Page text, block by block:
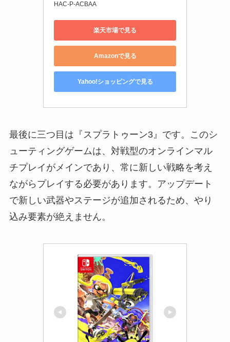
HAC-P-ACBAA
楽天市場で見る
Amazonで見る
Yahoo!ショッピングで見る
最後に三つ目は『スプラトゥーン3』です。このシ
ューティングゲームは、対戦型のオンラインマル
チプレイがメインであり、常に新しい戦略を考え
ながらプレイする必要があります。アップデート
で新しい武器やステージが追加されるため、やり
込み要素が絶えません。